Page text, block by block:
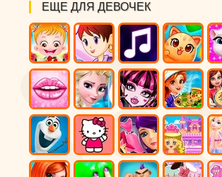
ЕЩЕ ДЛЯ ДЕВОЧЕК